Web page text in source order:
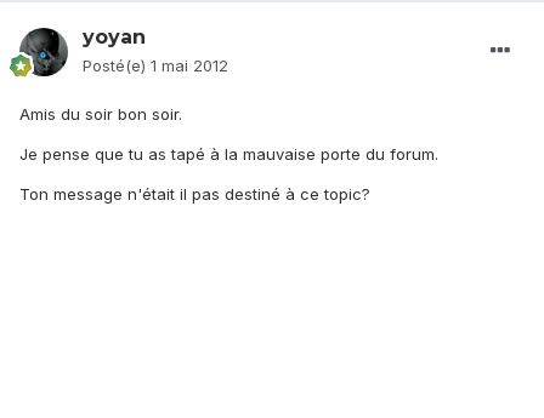
yoyan
Posté(e) 1 mai 2012
Amis du soir bon soir.
Je pense que tu as tapé à la mauvaise porte du forum.
Ton message n'était il pas destiné à ce topic?